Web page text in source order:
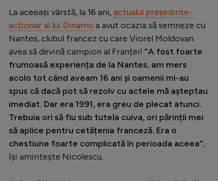
La aceeași vârstă, la 16 ani, actualul președinte-
acționar al lui Dinamo a avut ocazia să semneze cu
Nantes, clubul francez cu care Viorel Moldovan
avea să devină campion al Franței! ”A fost foarte
frumoasă experiența de la Nantes, am mers
acolo tot când aveam 16 ani și oamenii mi-au
spus că dacă pot să rezolv cu actele mă așteptau
imediat. Dar era 1991, era greu de plecat atunci.
Trebuia ori să fiu sub tutela cuiva, ori părinții mei
să aplice pentru cetățenia franceză. Era o
chestiune foarte complicată în perioada aceea”,
își amintește Nicolescu.